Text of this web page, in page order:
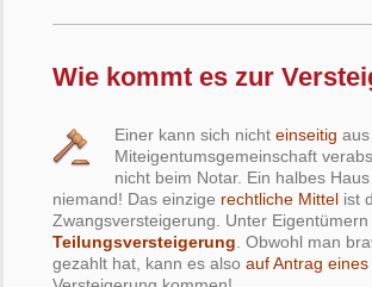
Wie kommt es zur
Einer kann sich nicht einseitig
Miteigentumsgemeinschaft
nicht beim Notar. Ein halbes
niemand! Das einzige rechtliche Mittel ist
Zwangsversteigerung. Unter
Teilungsversteigerung . Obwohl man
gezahlt hat, kann es also auf Antrag